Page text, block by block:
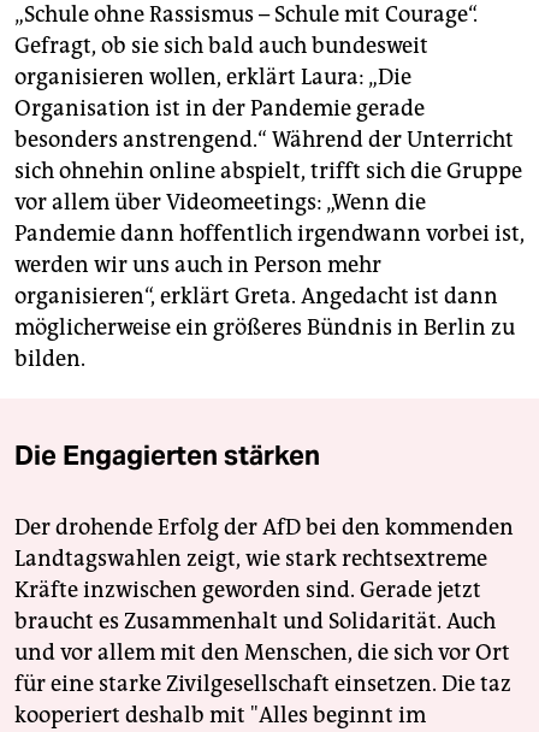
„Schule ohne Rassismus – Schule mit Courage“.
Gefragt, ob sie sich bald auch bundesweit
organisieren wollen, erklärt Laura: „Die
Organisation ist in der Pandemie gerade
besonders anstrengend.“ Während der Unterricht
sich ohnehin online abspielt, trifft sich die Gruppe
vor allem über Videomeetings: „Wenn die
Pandemie dann hoffentlich irgendwann vorbei ist,
werden wir uns auch in Person mehr
organisieren“, erklärt Greta. Angedacht ist dann
möglicherweise ein größeres Bündnis in Berlin zu
bilden.
Die Engagierten stärken
Der drohende Erfolg der AfD bei den kommenden
Landtagswahlen zeigt, wie stark rechtsextreme
Kräfte inzwischen geworden sind. Gerade jetzt
braucht es Zusammenhalt und Solidarität. Auch
und vor allem mit den Menschen, die sich vor Ort
für eine starke Zivilgesellschaft einsetzen. Die taz
kooperiert deshalb mit "Alles beginnt im